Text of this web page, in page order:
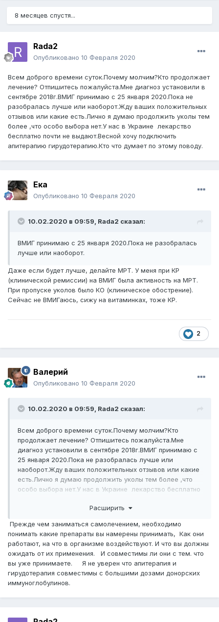
8 месяцев спустя...
Rada2
Опубликовано 10 Февраля 2020
Всем доброго времени суток.Почему молчим?Кто продолжает
лечение? Отпишитесь пожалуйста.Мне диагноз установили в
сентябре 2018г.ВМИГ принимаю с 25 января 2020.Пока не
разобралась лучше или наоборот.Жду ваших положительных
отзывов или какие есть.Лично я думаю продолжить уколы тем
более ,что особо выбора нет.У нас в Украине лекарство
бесплатно почти не выдают.Весной хочу подключить
апитерапию гирудотерапию.Кто что думает по этому поводу.
Ека
Опубликовано 10 Февраля 2020
10.02.2020 в 09:59, Rada2 сказал:
ВМИГ принимаю с 25 января 2020.Пока не разобралась
лучше или наоборот.
Даже если будет лучше, делайте МРТ. У меня при КР
(клинической ремиссии) на ВМИГ была активность на МРТ.
При пропуске уколов было КО (клиническое обострение).
Сейчас не ВМИГаюсь, сижу на витаминках, тоже КР.
2
Валерий
Опубликовано 10 Февраля 2020
10.02.2020 в 09:59, Rada2 сказал:
Всем доброго времени суток.Почему молчим?Кто
продолжает лечение? Отпишитесь пожалуйста.Мне
диагноз установили в сентябре 2018г.ВМИГ принимаю с
25 января 2020.Пока не разобралась лучше или
наоборот.Жду ваших положительных отзывов или какие
есть.Лично я думаю продолжить уколы тем более ,что
особо выбора нет.У нас в Украине лекарство бесплатно
гирудотерапию.Кто что думает по этому поводу.
Расширить
Прежде чем заниматься самолечением, необходимо
понимать какие препараты вы намерены принимать, Как они
работают, на что в организме воздействуют. И что вы должны
ожидать от их применения. И совместимы ли они с тем. что
вы уже принимаете. Я не уверен что апитерапия и
гирудотерапия совместимы с большими дозами донорских
иммуноглобулинов.